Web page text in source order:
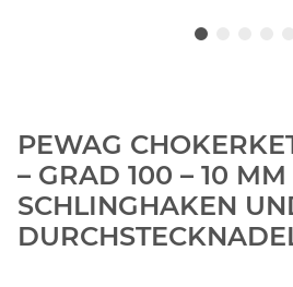
PEWAG
– GRAD 100 – 10
SCHLINGHAKEN